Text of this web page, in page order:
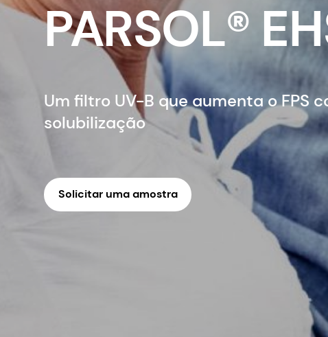
PARSOL®
Um filtro UV-B que aumenta o FPS
solubilização
Solicitar uma amostra